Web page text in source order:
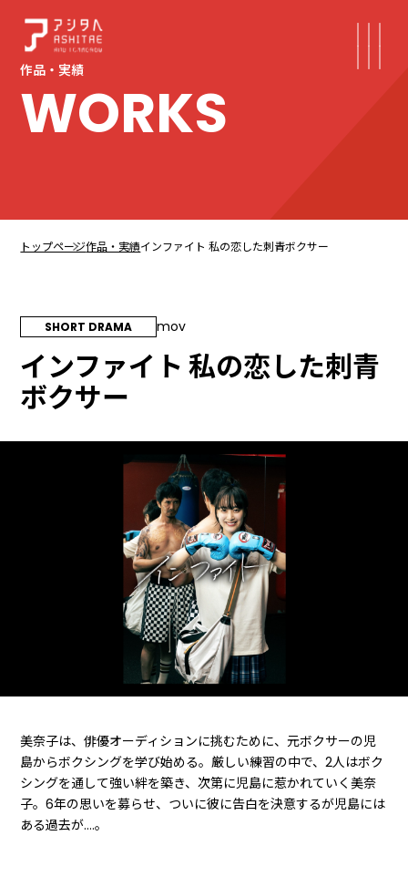
作品・実績
WORKS
トップページ作品・実績インファイト 私の恋した刺⻘ボクサー
SHORT DRAMA mov
インファイト 私の恋した刺⻘
ボクサー
美奈子は、俳優オーディションに挑むために、元ボクサーの児
島からボクシングを学び始める。厳しい練習の中で、2人はボク
シングを通して強い絆を築き、次第に児島に惹かれていく美奈
子。6年の思いを募らせ、ついに彼に告白を決意するが児島には
ある過去が….。